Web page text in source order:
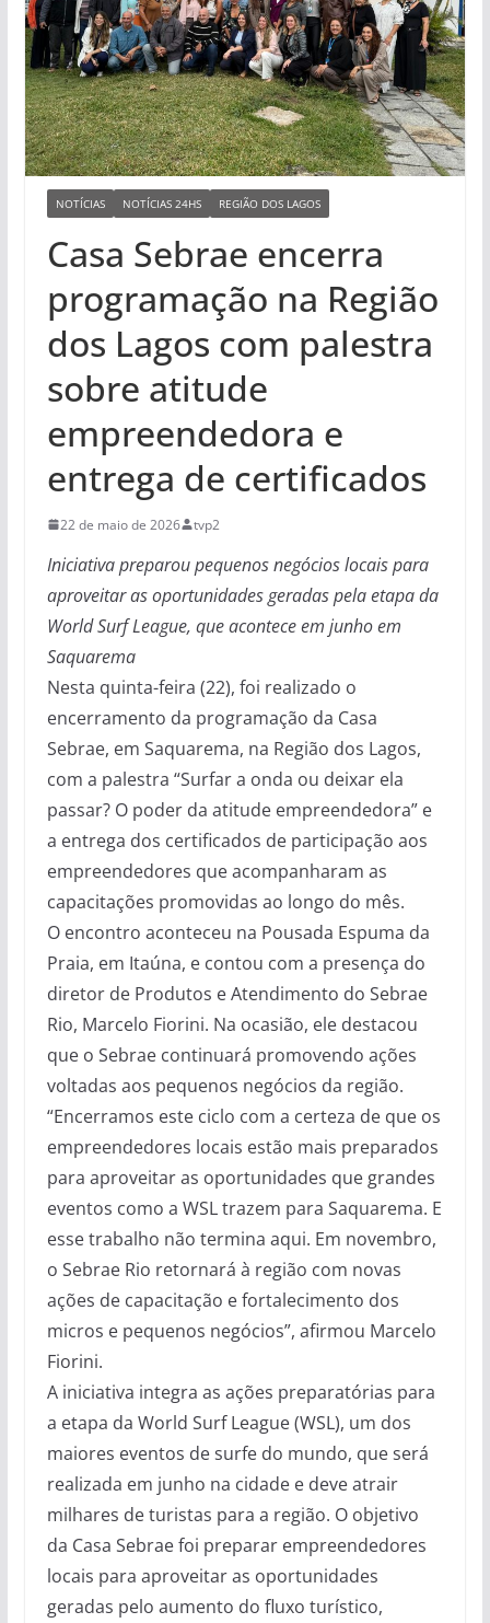
NOTÍCIAS NOTÍCIAS 24HS REGIÃO DOS LAGOS
Casa Sebrae encerra
programação na Região
dos Lagos com palestra
sobre atitude
empreendedora e
entrega de certificados
22 de maio de 2026 tvp2
Iniciativa preparou pequenos negócios locais para
aproveitar as oportunidades geradas pela etapa da
World Surf League, que acontece em junho em
Saquarema
Nesta quinta-feira (22), foi realizado o
encerramento da programação da Casa
Sebrae, em Saquarema, na Região dos Lagos,
com a palestra “Surfar a onda ou deixar ela
passar? O poder da atitude empreendedora” e
a entrega dos certificados de participação aos
empreendedores que acompanharam as
capacitações promovidas ao longo do mês.
O encontro aconteceu na Pousada Espuma da
Praia, em Itaúna, e contou com a presença do
diretor de Produtos e Atendimento do Sebrae
Rio, Marcelo Fiorini. Na ocasião, ele destacou
que o Sebrae continuará promovendo ações
voltadas aos pequenos negócios da região.
“Encerramos este ciclo com a certeza de que os
empreendedores locais estão mais preparados
para aproveitar as oportunidades que grandes
eventos como a WSL trazem para Saquarema. E
esse trabalho não termina aqui. Em novembro,
o Sebrae Rio retornará à região com novas
ações de capacitação e fortalecimento dos
micros e pequenos negócios”, afirmou Marcelo
Fiorini.
A iniciativa integra as ações preparatórias para
a etapa da World Surf League (WSL), um dos
maiores eventos de surfe do mundo, que será
realizada em junho na cidade e deve atrair
milhares de turistas para a região. O objetivo
da Casa Sebrae foi preparar empreendedores
locais para aproveitar as oportunidades
geradas pelo aumento do fluxo turístico,